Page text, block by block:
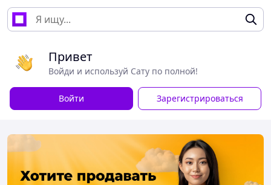
Привет
Войди и используй Сату по полной!
Войти Зарегистрироваться